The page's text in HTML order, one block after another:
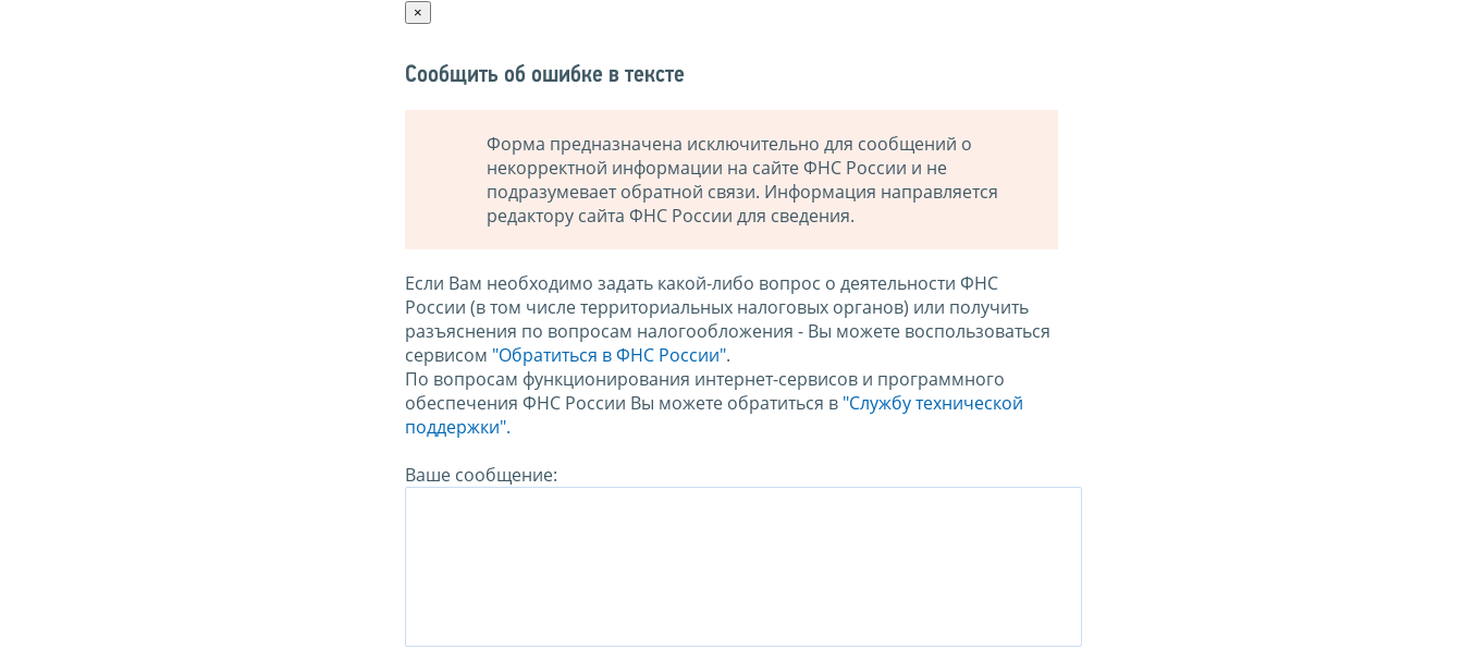
×
Сообщить об ошибке в тексте
Форма предназначена исключительно для сообщений о
некорректной информации на сайте ФНС России и не
подразумевает обратной связи. Информация направляется
редактору сайта ФНС России для сведения.
Если Вам необходимо задать какой-либо вопрос о деятельности ФНС
России (в том числе территориальных налоговых органов) или получить
разъяснения по вопросам налогообложения - Вы можете воспользоваться
сервисом "Обратиться в ФНС России".
По вопросам функционирования интернет-сервисов и программного
обеспечения ФНС России Вы можете обратиться в "Службу технической
поддержки".
Ваше сообщение: